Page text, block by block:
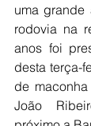
uma grande
rodovia na
anos foi
desta terça-
de
João